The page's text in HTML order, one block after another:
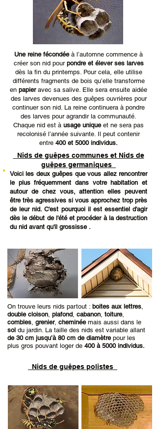
Nids de guêpes communes et Nids de
guêpes germaniques
Une reine fécondéeà l’automne commence à
créer son nid pourpondre et élever ses larves
dès la fin du printemps. Pour cela, elle utilise
différents fragments de bois qu’elle transforme
en papieravec sa salive. Elle sera ensuite aidée
des larves devenues des guêpes ouvrières pour
continuer son nid. La reine continuera à pondre
des larves pour agrandir la communauté.
Chaque nid est à usage uniqueet ne sera pas
recolonisé l’année suivante. Il peut contenir
entre 400 et 5000 individus.
Voici les deux guêpes que vous allez rencontrer
le plus fréquemment dans votre habitation et
autour de chez vous, attention elles peuvent
être très agressives si vous approchez trop près
de leur nid. C'est pourquoi il est essentiel d'agir
dès le début de l'été et procéder à la destruction
du nid avant qu'il grossisse .
On trouve leurs nids partout : boites aux lettres,
double cloison, plafond, cabanon, toiture,
combles, grenier, cheminéemais aussi dans le
sol du jardin. La taille des nids est variable allant
de 30 cm jusqu’à 80 cm de diamètrepour les
plus gros pouvant loger de 400 à 5000 individus.
Nids de guêpes polistes